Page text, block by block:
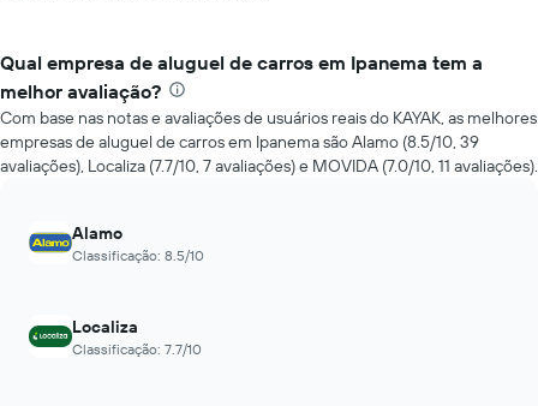
Qual empresa de aluguel de carros em Ipanema tem a
melhor avaliação?
Com base nas notas e avaliações de usuários reais do KAYAK, as melhores
empresas de aluguel de carros em Ipanema são Alamo (8.5/10, 39
avaliações), Localiza (7.7/10, 7 avaliações) e MOVIDA (7.0/10, 11 avaliações).
Alamo
Classificação: 8.5/10
Localiza
Classificação: 7.7/10